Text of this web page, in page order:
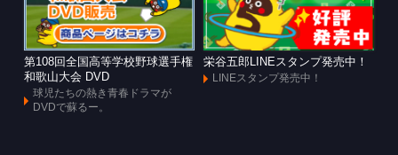
第108回全国高等学校野球選手権
和歌山大会 DVD
球児たちの熱き青春ドラマが
DVDで蘇るー。
栄谷五郎LINEスタンプ発売中！
LINEスタンプ発売中！